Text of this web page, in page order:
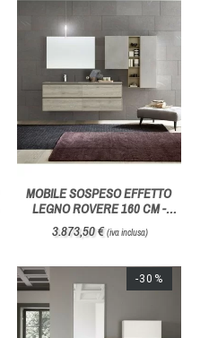
MOBILE SOSPESO EFFETTO
LEGNO ROVERE 160 CM -
AZZURRA BAGNI
3.873,50 €(iva inclusa)
-30%